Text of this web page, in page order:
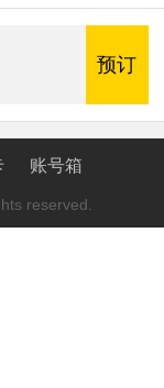
预订
账号箱
reserved.